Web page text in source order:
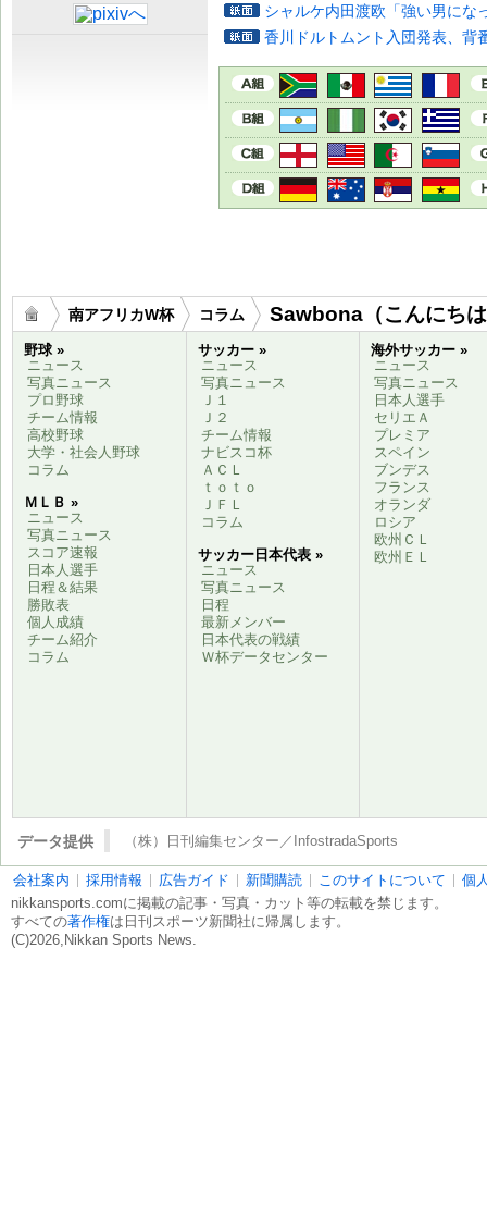
シャルケ内田渡欧「強い男にな
香川ドルトムント入団発表、背
南アフリカW杯 コラム Sawbona（こんにち
野球 »
ニュース
写真ニュース
プロ野球
チーム情報
高校野球
大学・社会人野球
コラム
ＭＬＢ »
ニュース
写真ニュース
スコア速報
日本人選手
日程＆結果
勝敗表
個人成績
チーム紹介
コラム
サッカー »
ニュース
写真ニュース
Ｊ１
Ｊ２
チーム情報
ナビスコ杯
ＡＣＬ
ｔｏｔｏ
ＪＦＬ
コラム
サッカー日本代表 »
ニュース
写真ニュース
日程
最新メンバー
日本代表の戦績
Ｗ杯データセンター
海外サッカー »
ニュース
写真ニュース
日本人選手
セリエＡ
プレミア
スペイン
ブンデス
フランス
オランダ
ロシア
欧州ＣＬ
欧州ＥＬ
データ提供 （株）日刊編集センター／InfostradaSports
会社案内 採用情報 広告ガイド 新聞購読 このサイトについて
個
nikkansports.comに掲載の記事・写真・カット等の転載を禁じます。
すべての著作権は日刊スポーツ新聞社に帰属します。
(C)2026,Nikkan Sports News.